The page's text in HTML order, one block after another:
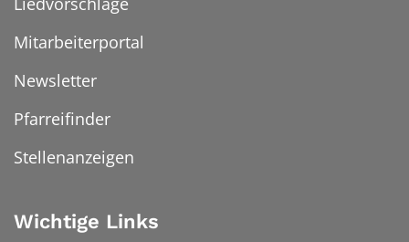
Mitarbeiterportal
Newsletter
Pfarreifinder
Stellenanzeigen
Wichtige Links